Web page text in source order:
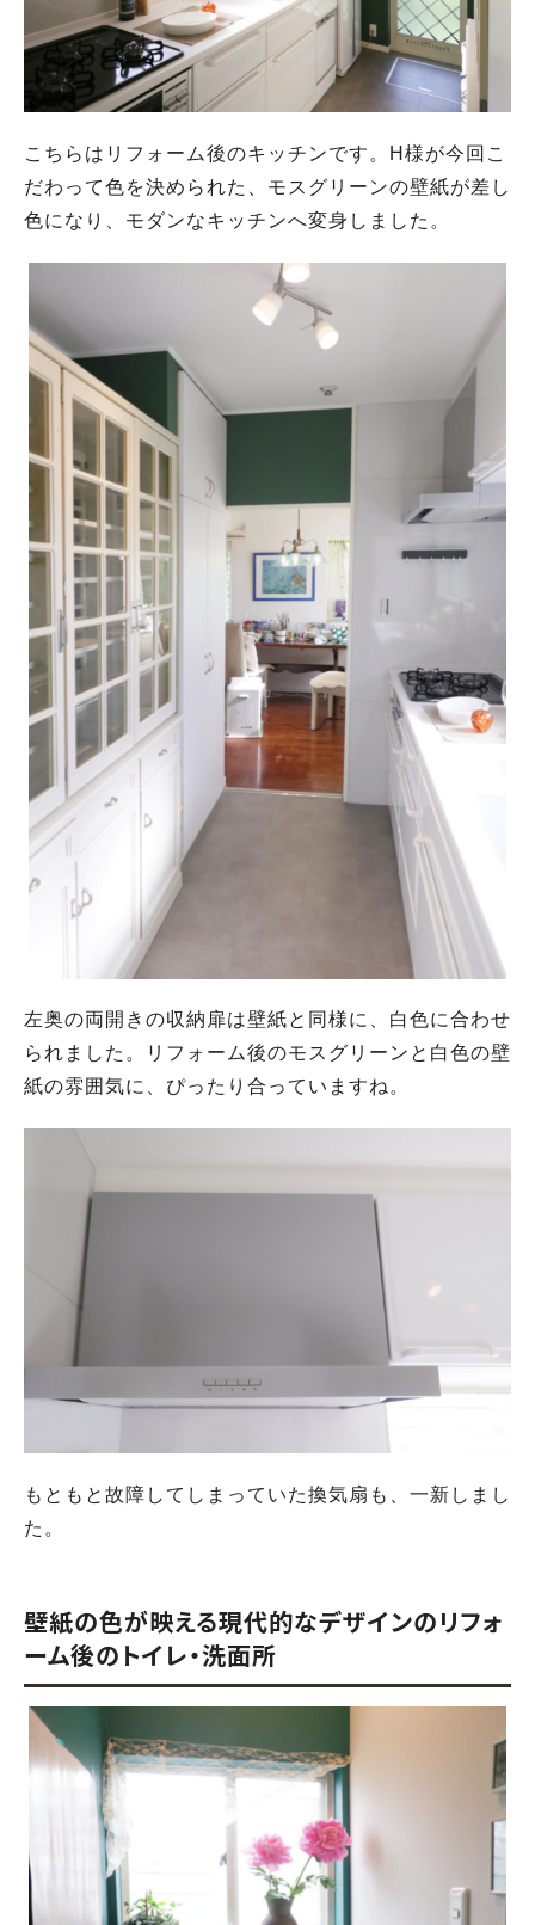
こちらはリフォーム後のキッチンです。H様が今回こ
だわって色を決められた、モスグリーンの壁紙が差し
色になり、モダンなキッチンへ変身しました。
左奥の両開きの収納扉は壁紙と同様に、白色に合わせ
られました。リフォーム後のモスグリーンと白色の壁
紙の雰囲気に、ぴったり合っていますね。
もともと故障してしまっていた換気扇も、一新しまし
た。
壁紙の色が映える現代的なデザインのリフォ
ーム後のトイレ・洗面所